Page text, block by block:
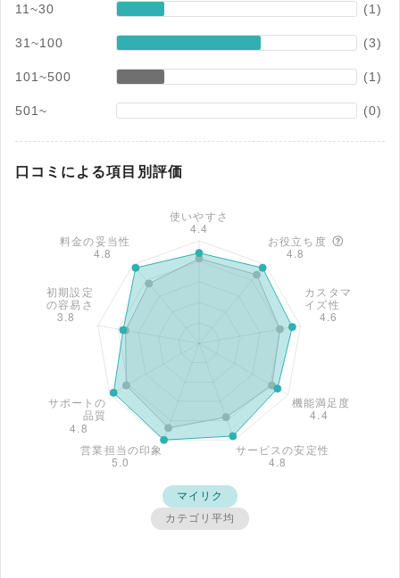
11~30 (1)
31~100 (3)
101~500 (1)
501~ (0)
口コミによる項目別評価
マイリク
カテゴリ平均